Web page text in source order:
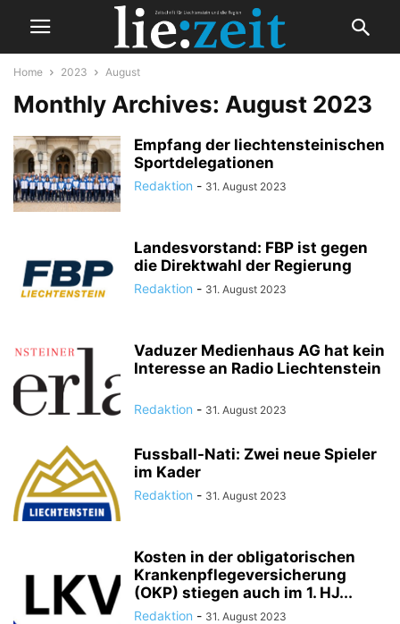
Home 2023 August
Monthly Archives: August 2023
Empfang der liechtensteinischen
Sportdelegationen
Redaktion - 31. August 2023
Landesvorstand: FBP ist gegen
die Direktwahl der Regierung
Redaktion - 31. August 2023
Vaduzer Medienhaus AG hat kein
Interesse an Radio Liechtenstein
Redaktion - 31. August 2023
Fussball-Nati: Zwei neue Spieler
im Kader
Redaktion - 31. August 2023
Kosten in der obligatorischen
Krankenpflegeversicherung
(OKP) stiegen auch im 1. HJ...
Redaktion - 31. August 2023